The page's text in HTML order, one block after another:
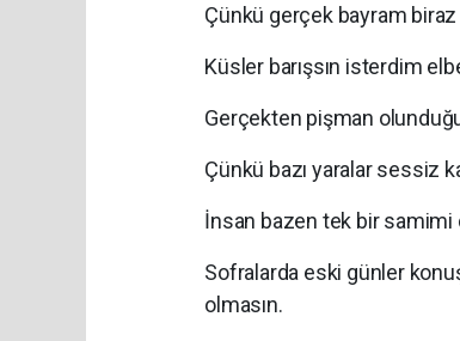
Çünkü gerçek bayram
Küsler barışsın isterdim
Gerçekten pişman
Çünkü bazı yaralar sessiz
İnsan bazen tek bir samimi
Sofralarda eski günler
olmasın.